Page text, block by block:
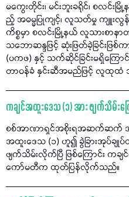
မကွေးတိုင်း၊ မင်းဘူးခရိုင်၊ စလင်း
ည့် အဓမ္မပြုကျင့်၊ လူသတ်မှု ကျူး
ကိစ္စမှာ စလင်းမြို့နယ် လူသားစာန
သဘောဆန္ဒဖြင့် ဆုံးဖြတ်ခဲ့ခြင်းဖ
(ပကဖ) နှင့် သက်ဆိုင်ခြင်းမရှိကြေ
တာဝန်ခံ နှင်းဆီအမည်ဖြင့် လူထုထံ
ကချင်အထူးဒေသ (၁) အား ဖျက်သိမ်းက
စစ်အာဏာရှင်အစိုးရအဆက်ဆက်
အထူးဒေသ (၁) ဟူ၍ ခွဲခြားအုပ်ချု
ဖျက်သိမ်းလိုက်ပြီ ဖြစ်ကြောင်း က
ကော်မတီက ထုတ်ပြန်လိုက်သည်။